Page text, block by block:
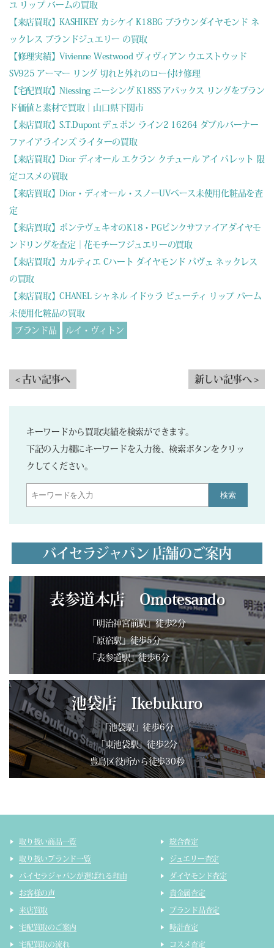
ユ リップ バームの買取
【来店買取】KASHIKEY カシケイ K18BG ブラウンダイヤモンド ネ
ックレス ブランドジュエリー の買取
【修理実績】Vivienne Westwood ヴィヴィアン ウエストウッド
SV925 アーマー リング 切れと外れのロー付け修理
【宅配買取】Niessing ニーシング K18SS アバックス リングをブラン
ド価値と素材で買取｜山口県下関市
【来店買取】S.T.Dupont デュポン ライン2 16264 ダブルバーナー
ファイアラインズ ライターの買取
【来店買取】Dior ディオール エクラン クチュール アイ パレット 限
定コスメの買取
【来店買取】Dior・ディオール・スノーUVベース未使用化粧品を査
定
【来店買取】ポンテヴェキオのK18・PGピンクサファイアダイヤモ
ンドリングを査定｜花モチーフジュエリーの買取
【来店買取】カルティエ Cハート ダイヤモンド パヴェ ネックレス
の買取
【来店買取】CHANEL シャネル イドゥラ ビューティ リップ バーム
未使用化粧品の買取
ブランド品
ルイ・ヴィトン
< 古い記事へ 新しい記事へ >
キーワードから買取実績を検索ができます。
下記の入力欄にキーワードを入力後、検索ボタンをクリッ
クしてください。
検索
バイセラジャパン 店舗のご案内
表参道本店 Omotesando
「明治神宮前駅」徒歩2分
「原宿駅」徒歩5分
「表参道駅」徒歩6分
池袋店 Ikebukuro
「池袋駅」徒歩6分
「東池袋駅」徒歩2分
豊島区役所から徒歩30秒
取り扱い商品一覧
取り扱いブランド一覧
バイセラジャパンが選ばれる理由
お客様の声
来店買取
宅配買取のご案内
宅配買取の流れ
総合査定
ジュエリー査定
ダイヤモンド査定
貴金属査定
ブランド品査定
時計査定
コスメ査定